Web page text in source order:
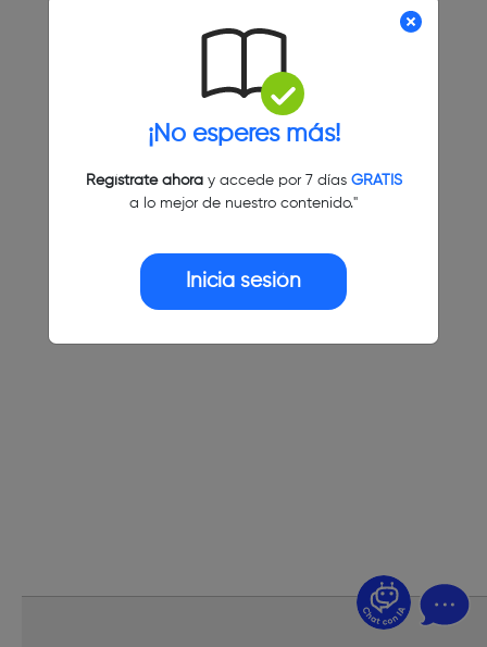
¡No esperes más!
Regístrate ahoray accede por 7 días GRATIS
a lo mejor de nuestro contenido."
Inicia sesión